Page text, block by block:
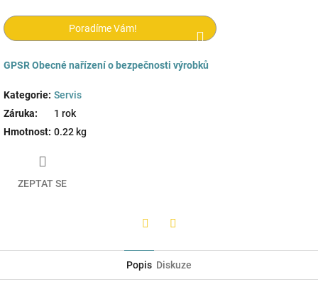
Poradíme Vám!
GPSRObecné nařízení o bezpečnosti výrobků
Kategorie: Servis
Záruka:
1 rok
Hmotnost: 0.22 kg
ZEPTAT SE
Popis Diskuze